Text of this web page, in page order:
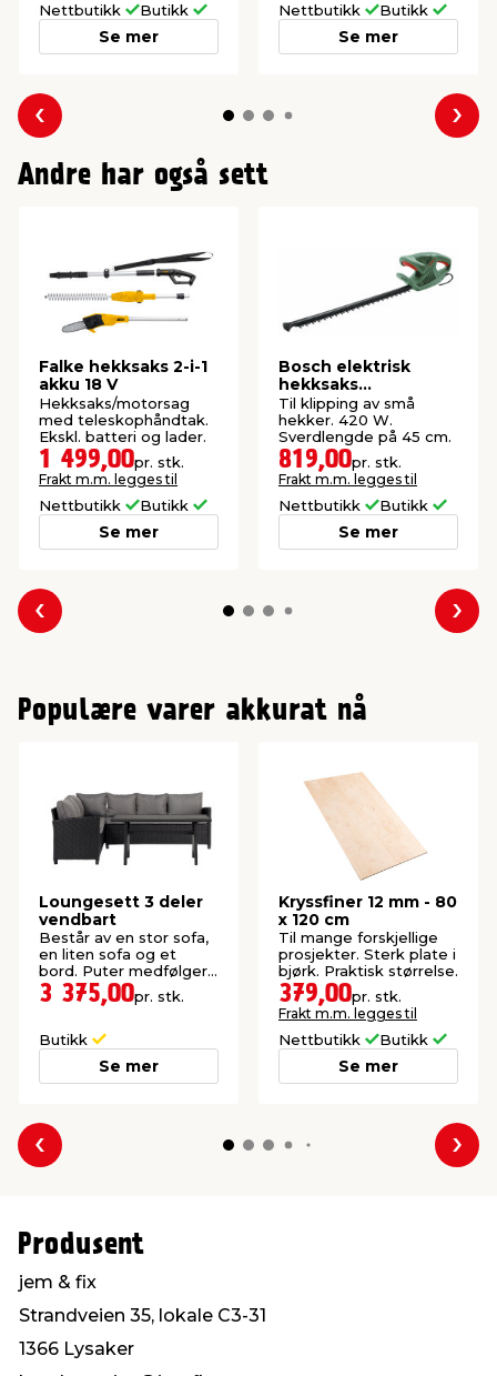
Nettbutikk Butikk
Se mer
Nettbutikk Butikk
Se mer
Forrige
Andre har også sett
Falke hekksaks 2-i-1
akku 18 V
Hekksaks/motorsag
med teleskophåndtak.
Ekskl. batteri og lader.
1 499,00pr. stk.
Frakt m.m. legges til
Nettbutikk Butikk
Se mer
Bosch elektrisk
hekksaks
EasyHedgeCut 45-16
Til klipping av små
hekker. 420 W.
Sverdlengde på 45 cm.
819,00pr. stk.
Frakt m.m. legges til
Nettbutikk Butikk
Se mer
Forrige
Populære varer akkurat nå
Loungesett 3 deler
vendbart
Består av en stor sofa,
en liten sofa og et
bord. Puter medfølger.
Settet er vendbart og
kan derfor stå både
høyrevendt.
3 375,00pr. stk.
Butikk
Se mer
Kryssfiner 12 mm - 80
x 120 cm
Til mange forskjellige
prosjekter. Sterk plate i
bjørk. Praktisk størrelse.
379,00pr. stk.
Frakt m.m. legges til
Nettbutikk Butikk
Se mer
Forrige
Produsent
jem & fix
Strandveien 35, lokale C3-31
1366 Lysaker